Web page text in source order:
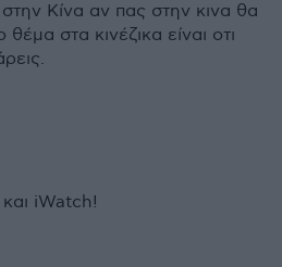
Κίνα αν πας στην κινα θα
στα κινέζικα είναι οτι
iWatch!